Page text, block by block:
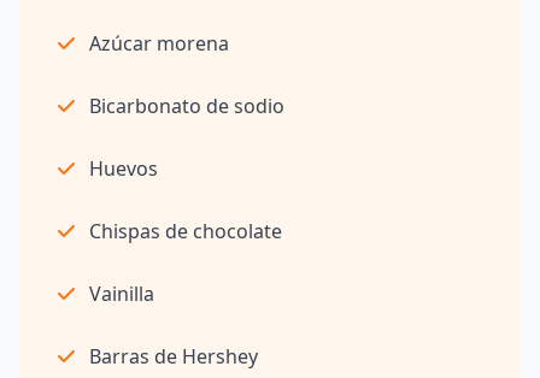
Azúcar morena
Bicarbonato de sodio
Huevos
Chispas de chocolate
Vainilla
Barras de Hershey